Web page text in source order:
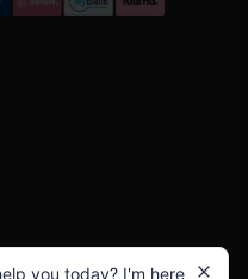
you today? I'm here